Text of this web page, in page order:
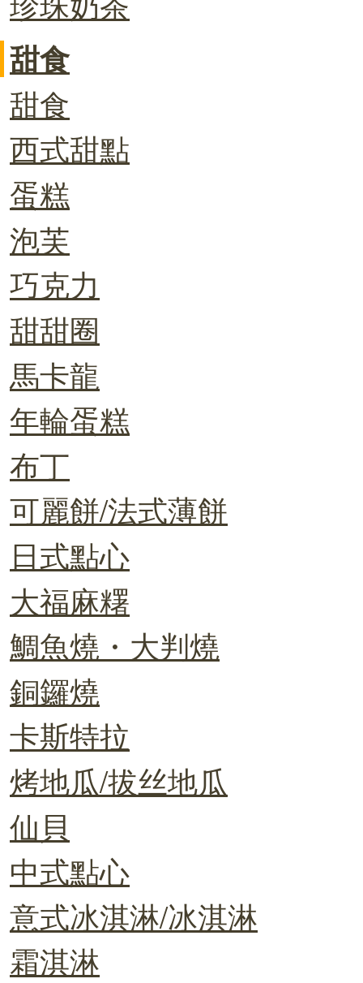
甜食
甜食
西式甜點
蛋糕
泡芙
巧克力
甜甜圈
馬卡龍
年輪蛋糕
布丁
可麗餅/法式薄餅
日式點心
大福麻糬
鯛魚燒・大判燒
銅鑼燒
卡斯特拉
烤地瓜/拔丝地瓜
仙貝
中式點心
意式冰淇淋/冰淇淋
霜淇淋